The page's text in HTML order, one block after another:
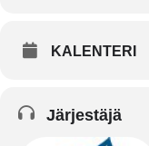
KALENTERI
Järjestäjä